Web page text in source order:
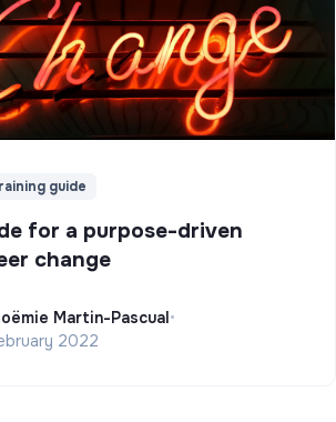
guide
for a purpose-driven
change
Martin-Pascual•
2022